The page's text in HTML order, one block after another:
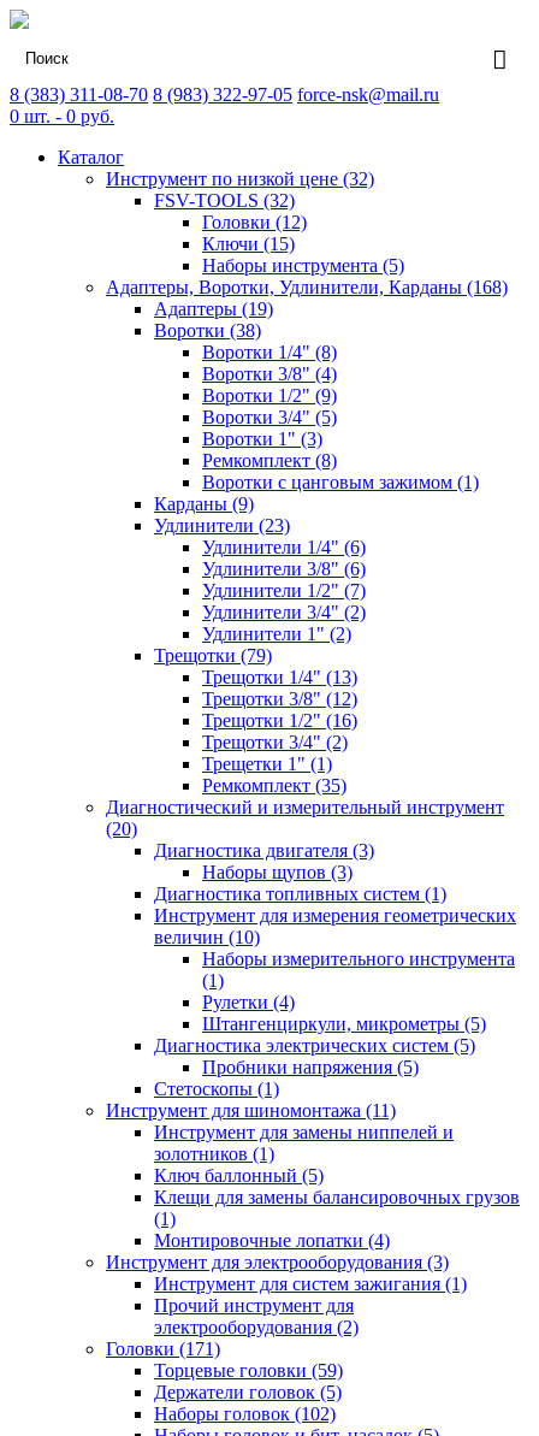
8 (383) 311-08-70 8 (983) 322-97-05 force-nsk@mail.ru
0 шт. - 0 руб.
Каталог
Инструмент по низкой цене (32)
FSV-TOOLS (32)
Головки (12)
Ключи (15)
Наборы инструмента (5)
Адаптеры, Воротки, Удлинители, Карданы (168)
Адаптеры (19)
Воротки (38)
Воротки 1/4" (8)
Воротки 3/8" (4)
Воротки 1/2" (9)
Воротки 3/4" (5)
Воротки 1" (3)
Ремкомплект (8)
Воротки с цанговым зажимом (1)
Карданы (9)
Удлинители (23)
Удлинители 1/4" (6)
Удлинители 3/8" (6)
Удлинители 1/2" (7)
Удлинители 3/4" (2)
Удлинители 1" (2)
Трещотки (79)
Трещотки 1/4" (13)
Трещотки 3/8" (12)
Трещотки 1/2" (16)
Трещотки 3/4" (2)
Трещетки 1" (1)
Ремкомплект (35)
Диагностический и измерительный инструмент
(20)
Диагностика двигателя (3)
Наборы щупов (3)
Диагностика топливных систем (1)
Инструмент для измерения геометрических
величин (10)
Наборы измерительного инструмента
(1)
Рулетки (4)
Штангенциркули, микрометры (5)
Диагностика электрических систем (5)
Пробники напряжения (5)
Стетоскопы (1)
Инструмент для шиномонтажа (11)
Инструмент для замены ниппелей и
золотников (1)
Ключ баллонный (5)
Клещи для замены балансировочных грузов
(1)
Монтировочные лопатки (4)
Инструмент для электрооборудования (3)
Инструмент для систем зажигания (1)
Прочий инструмент для
электрооборудования (2)
Головки (171)
Торцевые головки (59)
Держатели головок (5)
Наборы головок (102)